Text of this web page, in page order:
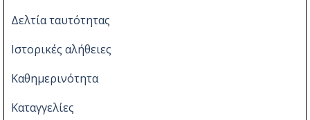
Δελτία ταυτότητας
Ιστορικές αλήθειες
Καθημερινότητα
Καταγγελίες